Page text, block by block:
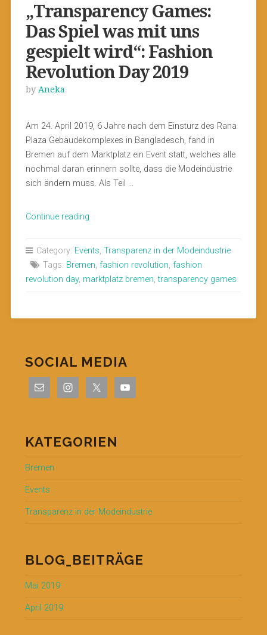
„Transparency Games:
Das Spiel was mit uns
gespielt wird“: Fashion
Revolution Day 2019
by Aneka
Am 24. April 2019, 6 Jahre nach dem Einsturz des Rana
Plaza Gebäudekomplexes in Bangladesch, fand in
Bremen auf dem Marktplatz ein Event statt, welches alle
nochmal daran erinnern sollte, dass die Modeindustrie
sich ändern muss. Als Teil …
Continue reading„„Transparency
Spiel
was
gespielt
Revolution
2019″
Category: Events, Transparenz in der Modeindustrie
Tags: Bremen, fashion revolution, fashion
revolution day, marktplatz bremen,transparency games
SOCIAL MEDIA
KATEGORIEN
Bremen
Events
Transparenz in der Modeindustrie
BLOG_BEITRÄGE
Mai 2019
April 2019